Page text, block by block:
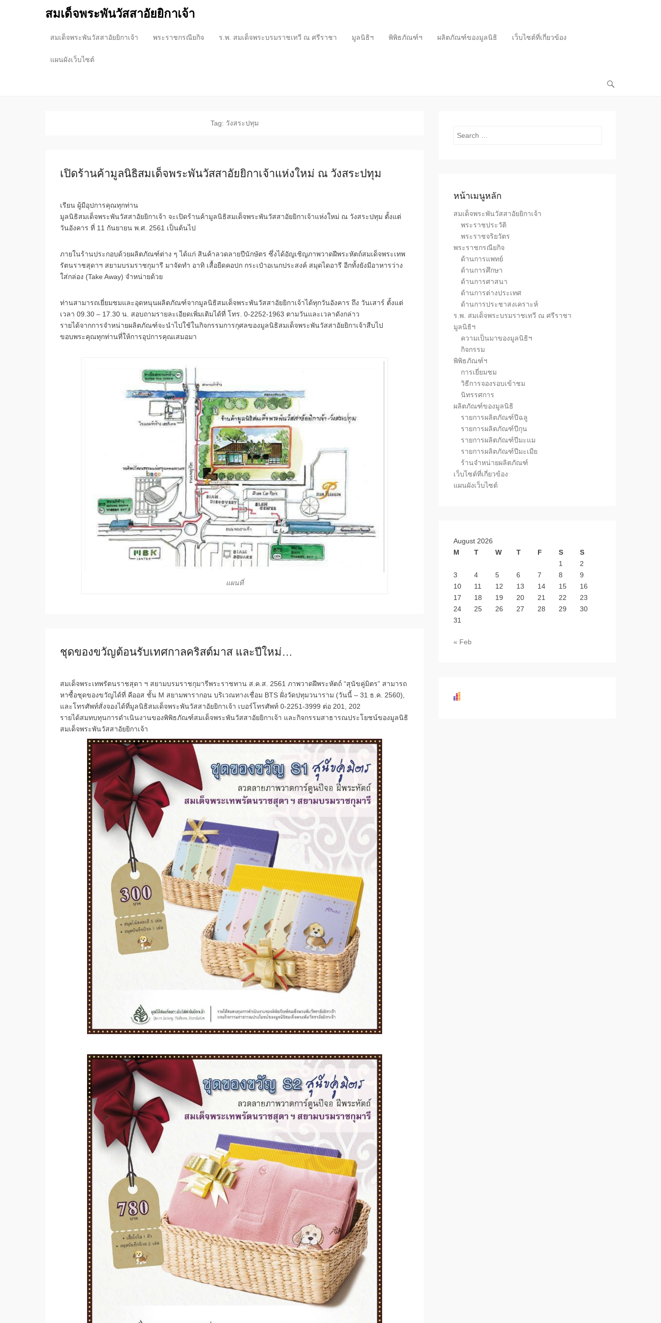
สมเด็จพระพันวัสสาอัยยิกาเจ้า
Primary Menu
Skip to content
สมเด็จพระพันวัสสาอัยยิกาเจ้า พระราชกรณียกิจ ร.พ. สมเด็จพระบรมราชเทวี ณ ศรีราชา มูลนิธิฯ พิพิธภัณฑ์ฯ ผลิตภัณฑ์ของมูลนิธิ เว็บไซต์ที่เกี่ยวข้อง
แผนผังเว็บไซต์
Tag: วังสระปทุม
เปิดร้านค้ามูลนิธิสมเด็จพระพันวัสสาอัยยิกาเจ้าแห่งใหม่ ณ วังสระปทุม
เรียน ผู้มีอุปการคุณทุกท่าน
มูลนิธิสมเด็จพระพันวัสสาอัยยิกาเจ้า จะเปิดร้านค้ามูลนิธิสมเด็จพระพันวัสสาอัยยิกาเจ้าแห่งใหม่ ณ วังสระปทุม ตั้งแต่
วันอังคาร ที่ 11 กันยายน พ.ศ. 2561 เป็นต้นไป
ภายในร้านประกอบด้วยผลิตภัณฑ์ต่าง ๆ ได้แก่ สินค้าลวดลายปีนักษัตร ซึ่งได้อัญเชิญภาพวาดฝีพระหัตถ์สมเด็จพระเทพ
รัตนราชสุดาฯ สยามบรมราชกุมารี มาจัดทำ อาทิ เสื้อยืดคอปก กระเป๋าอเนกประสงค์ สมุดไดอารี อีกทั้งยังมีอาหารว่าง
ใส่กล่อง (Take Away) จำหน่ายด้วย
ท่านสามารถเยี่ยมชมและอุดหนุนผลิตภัณฑ์จากมูลนิธิสมเด็จพระพันวัสสาอัยยิกาเจ้าได้ทุกวันอังคาร ถึง วันเสาร์ ตั้งแต่
เวลา 09.30 – 17.30 น. สอบถามรายละเอียดเพิ่มเติมได้ที่ โทร. 0-2252-1963 ตามวันและเวลาดังกล่าว
รายได้จากการจำหน่ายผลิตภัณฑ์จะนำไปใช้ในกิจกรรมการกุศลของมูลนิธิสมเด็จพระพันวัสสาอัยยิกาเจ้าสืบไป
ขอบพระคุณทุกท่านที่ให้การอุปการคุณเสมอมา
แผนที่
ชุดของขวัญต้อนรับเทศกาลคริสต์มาส และปีใหม่…
สมเด็จพระเทพรัตนราชสุดา ฯ สยามบรมราชกุมารีพระราชทาน ส.ค.ส. 2561 ภาพวาดฝีพระหัตถ์ “สุนัขคู่มิตร” สามารถ
หาซื้อชุดของขวัญได้ที่ คีออส ชั้น M สยามพารากอน บริเวณทางเชื่อม BTS ฝั่งวัดปทุมวนาราม (วันนี้ – 31 ธ.ค. 2560),
และโทรศัพท์สั่งจองได้ที่มูลนิธิสมเด็จพระพันวัสสาอัยยิกาเจ้า เบอร์โทรศัพท์ 0-2251-3999 ต่อ 201, 202
รายได้สมทบทุนการดำเนินงานของพิพิธภัณฑ์สมเด็จพระพันวัสสาอัยยิกาเจ้า และกิจกรรมสาธารณประโยชน์ของมูลนิธิ
สมเด็จพระพันวัสสาอัยยิกาเจ้า
Search
หน้าเมนูหลัก
สมเด็จพระพันวัสสาอัยยิกาเจ้า
พระราชประวัติ
พระราชจริยวัตร
พระราชกรณียกิจ
ด้านการแพทย์
ด้านการศึกษา
ด้านการศาสนา
ด้านการต่างประเทศ
ด้านการประชาสงเคราะห์
ร.พ. สมเด็จพระบรมราชเทวี ณ ศรีราชา
มูลนิธิฯ
ความเป็นมาของมูลนิธิฯ
กิจกรรม
พิพิธภัณฑ์ฯ
การเยี่ยมชม
วิธีการจองรอบเข้าชม
นิทรรศการ
ผลิตภัณฑ์ของมูลนิธิ
รายการผลิตภัณฑ์ปีฉลู
รายการผลิตภัณฑ์ปีกุน
รายการผลิตภัณฑ์ปีมะแม
รายการผลิตภัณฑ์ปีมะเมีย
ร้านจำหน่ายผลิตภัณฑ์
เว็บไซต์ที่เกี่ยวข้อง
แผนผังเว็บไซต์
August 2026
M
T W T F S
S
1
2
3
4 5 6 7 8
9
10
11 12 13 14 15
16
17
18 19 20 21 22
23
24
25 26 27 28 29
30
31
« Feb